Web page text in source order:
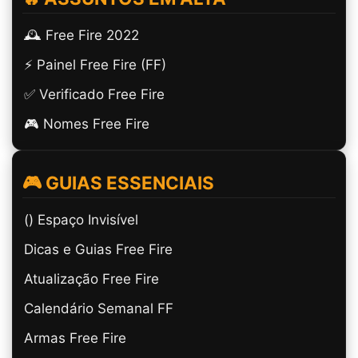
🕰️ Free Fire 2022
⚡ Painel Free Fire (FF)
✅ Verificado Free Fire
🎮 Nomes Free Fire
🎮 GUIAS ESSENCIAIS
(ㅤ) Espaço Invisível
Dicas e Guias Free Fire
Atualização Free Fire
Calendário Semanal FF
Armas Free Fire